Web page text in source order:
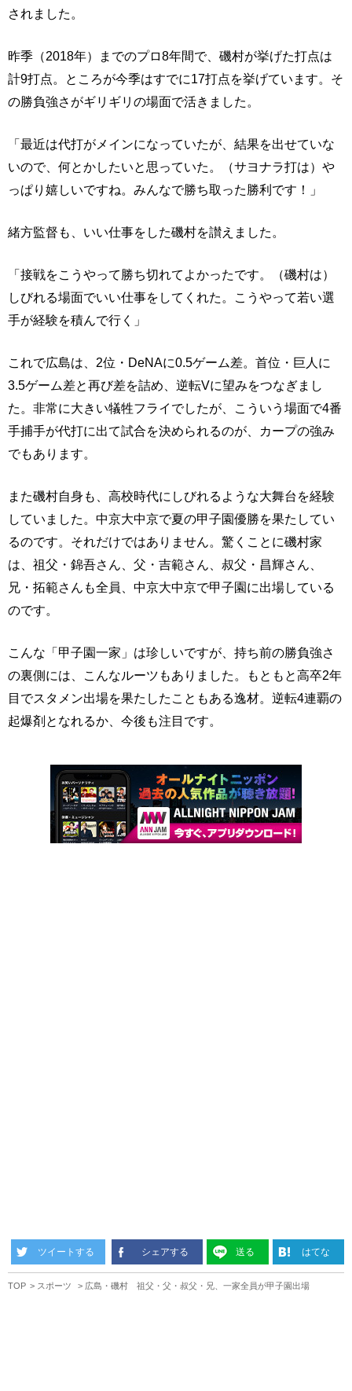
されました。
昨季（2018年）までのプロ8年間で、磯村が挙げた打点は
計9打点。ところが今季はすでに17打点を挙げています。そ
の勝負強さがギリギリの場面で活きました。
「最近は代打がメインになっていたが、結果を出せていな
いので、何とかしたいと思っていた。（サヨナラ打は）や
っぱり嬉しいですね。みんなで勝ち取った勝利です！」
緒方監督も、いい仕事をした磯村を讃えました。
「接戦をこうやって勝ち切れてよかったです。（磯村は）
しびれる場面でいい仕事をしてくれた。こうやって若い選
手が経験を積んで行く」
これで広島は、2位・DeNAに0.5ゲーム差。首位・巨人に
3.5ゲーム差と再び差を詰め、逆転Vに望みをつなぎまし
た。非常に大きい犠牲フライでしたが、こういう場面で4番
手捕手が代打に出て試合を決められるのが、カープの強み
でもあります。
また磯村自身も、高校時代にしびれるような大舞台を経験
していました。中京大中京で夏の甲子園優勝を果たしてい
るのです。それだけではありません。驚くことに磯村家
は、祖父・錦吾さん、父・吉範さん、叔父・昌輝さん、
兄・拓範さんも全員、中京大中京で甲子園に出場している
のです。
こんな「甲子園一家」は珍しいですが、持ち前の勝負強さ
の裏側には、こんなルーツもありました。もともと高卒2年
目でスタメン出場を果たしたこともある逸材。逆転4連覇の
起爆剤となれるか、今後も注目です。
ツイートする シェアする 送る はてな
TOP スポーツ 広島・磯村 祖父・父・叔父・兄、一家全員が甲子園出場